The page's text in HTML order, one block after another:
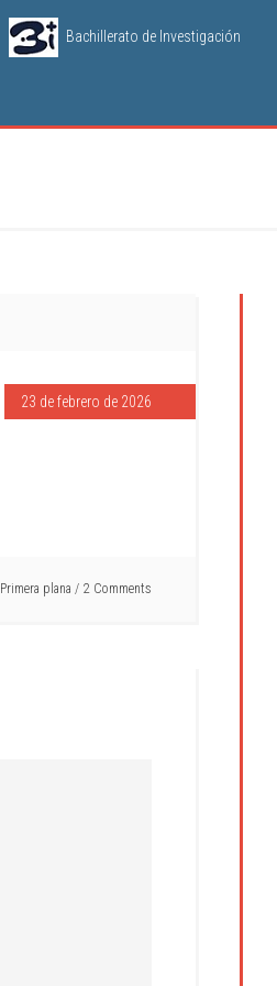
Bachillerato de Investigación
23 de febrero de 2026
Primera plana 2 Comments